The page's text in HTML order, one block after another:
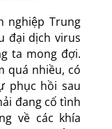
nén
nghiệp Trung
đại dịch virus
ta mong đợi.
quá nhiều, có
phục hồi sau
đang cố tình